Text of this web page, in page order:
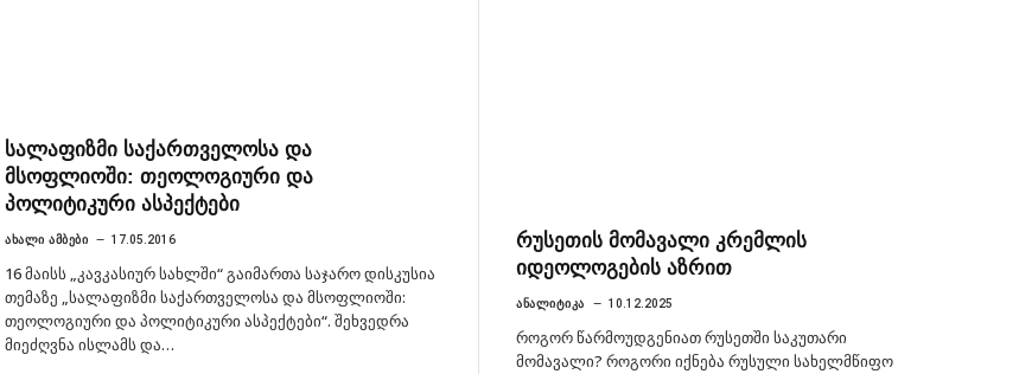
სალაფიზმი საქართველოსა და
მსოფლიოში: თეოლოგიური და
პოლიტიკური ასპექტები
ᲐᲮᲐᲚᲘ ᲐᲛᲑᲔᲑᲘ 17.05.2016
16 მაისს „კავკასიურ სახლში“ გაიმართა საჯარო დისკუსია
თემაზე „სალაფიზმი საქართველოსა და მსოფლიოში:
თეოლოგიური და პოლიტიკური ასპექტები“. შეხვედრა
მიეძღვნა ისლამს და…
რუსეთის მომავალი კრემლის
იდეოლოგების აზრით
ᲐᲜᲐᲚᲘᲢᲘᲙᲐ 10.12.2025
როგორ წარმოუდგენიათ რუსეთში საკუთარი
მომავალი? როგორი იქნება რუსული სახელმწიფო